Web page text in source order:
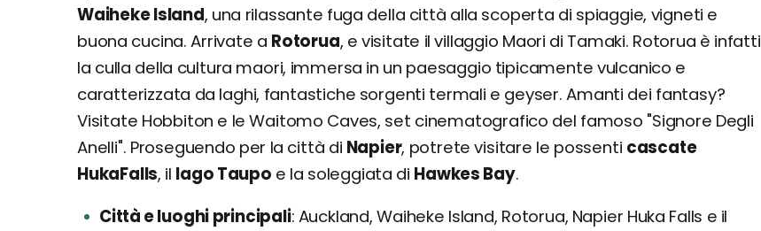
Waiheke Island, una rilassante fuga della città alla scoperta di spiaggie, vigneti e
buona cucina. Arrivate a Rotorua, e visitate il villaggio Maori di Tamaki. Rotorua è infatti
la culla della cultura maori, immersa in un paesaggio tipicamente vulcanico e
caratterizzata da laghi, fantastiche sorgenti termali e geyser. Amanti dei fantasy?
Visitate Hobbiton e le Waitomo Caves, set cinematografico del famoso "Signore Degli
Anelli". Proseguendo per la città di Napier, potrete visitare le possenti cascate
HukaFalls, il lago Taupo e la soleggiata di Hawkes Bay.
Città e luoghi principali Auckland, Waiheke Island, Rotorua, Napier Huka Falls e il